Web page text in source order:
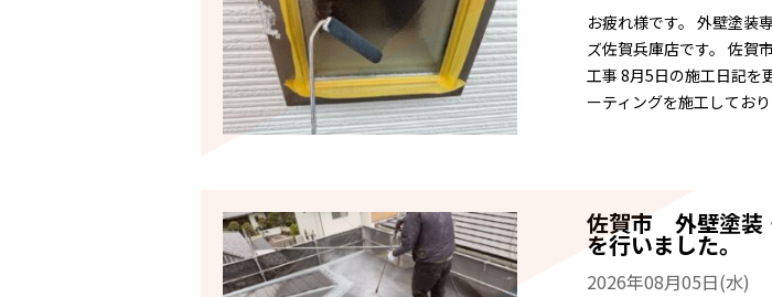
お疲れ様です。 外壁塗装
ズ佐賀兵庫店です。 佐賀
工事 8月5日の施工日記を
ーティングを施工してお
佐賀市 外壁塗装
を行いました。
2026年08月05日(水)